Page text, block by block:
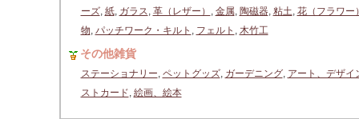
ーズ, 紙, ガラス, 革（レザー） , 金属, 陶磁器, 粘土, 花（フラワー
物, パッチワーク・キルト , フェルト , 木竹工
その他雑貨
ステーショナリー, ペットグッズ, ガーデニング, アート、デザイ
ストカード, 絵画、絵本